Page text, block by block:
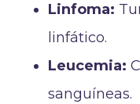
Linfoma:
linfático.
Leucemia:
sanguíneas.